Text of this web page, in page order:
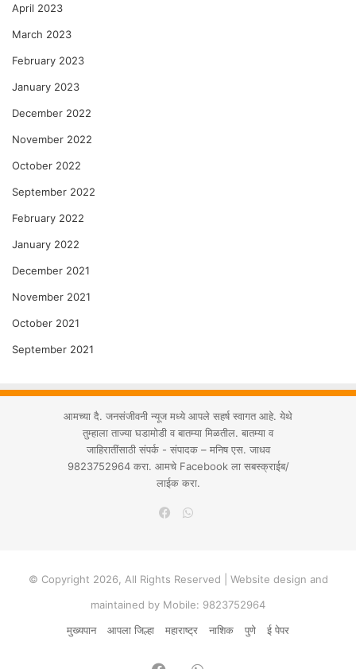
April 2023
March 2023
February 2023
January 2023
December 2022
November 2022
October 2022
September 2022
February 2022
January 2022
December 2021
November 2021
October 2021
September 2021
आमच्या दै. जनसंजीवनी न्यूज मध्ये आपले सहर्ष स्वागत आहे. येथे
तुम्हाला ताज्या घडामोडी व बातम्या मिळतील. बातम्या व
जाहिरातींसाठी संपर्क - संपादक – मनिष एस. जाधव
9823752964 करा. आमचे Facebook ला सबस्क्राईब/
लाईक करा.
WhatsApp
© Copyright 2026, All Rights Reserved | Website design and
maintained by Mobile: 9823752964
मुख्यपान
आपला जिल्हा महाराष्ट्र नाशिक पुणे ई पेपर